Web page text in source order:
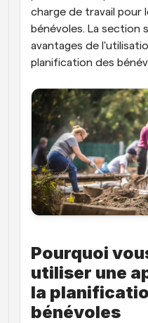
charge de travail pour
bénévoles. La section
avantages de
planification des
Pourquoi
utiliser une
la
bénévoles